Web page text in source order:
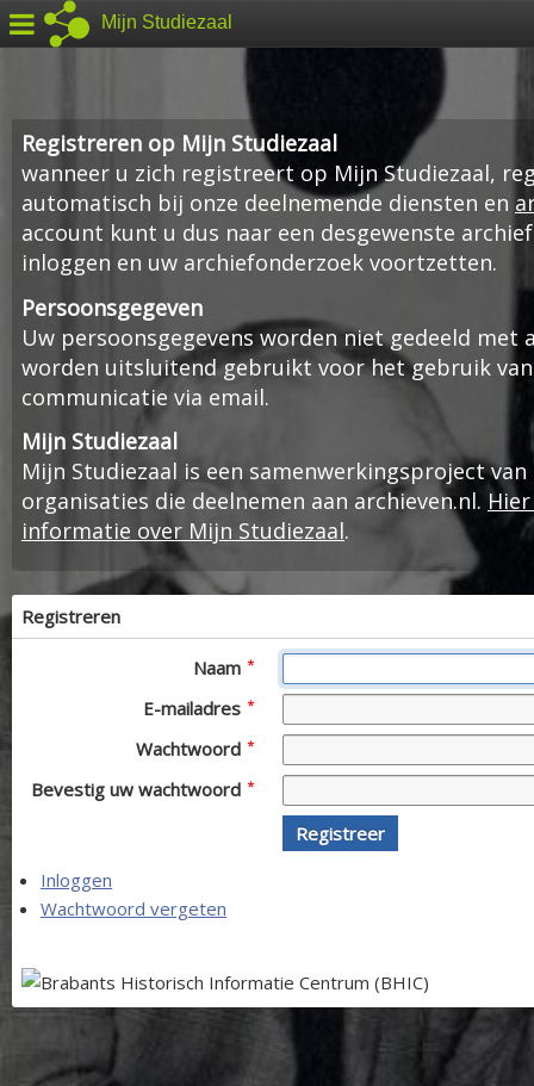
Mijn Studiezaal
Registreren op Mijn Studiezaal
wanneer u zich registreert op Mijn Studiezaal,
automatisch bij onze deelnemende diensten en
account kunt u dus naar een desgewenste
inloggen en uw archiefonderzoek voortzetten.
Persoonsgegeven
Uw persoonsgegevens worden niet gedeeld met
worden uitsluitend gebruikt voor het gebruik
communicatie via email.
Mijn Studiezaal
Mijn Studiezaal is een samenwerkingsproject van
organisaties die deelnemen aan archieven.nl.
informatie over Mijn Studiezaal.
Registreren
Naam
E-mailadres
Wachtwoord
Bevestig uw wachtwoord
Registreer
Inloggen
Wachtwoord vergeten